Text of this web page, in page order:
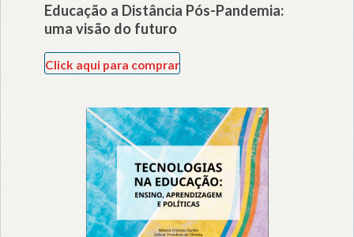
Educação a Distância Pós-Pandemia:
uma visão do futuro
Click aqui para comprar